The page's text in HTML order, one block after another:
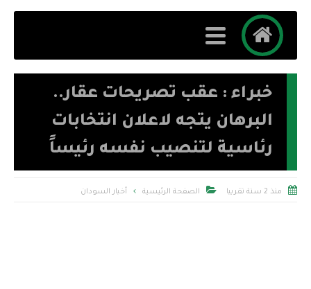
خبراء : عقب تصريحات عقار..
البرهان يتجه لاعلان انتخابات
رئاسية لتنصيب نفسه رئيساً
 منذ 2 سنة تقريبا  الصفحة الرئيسية أخبار السودان